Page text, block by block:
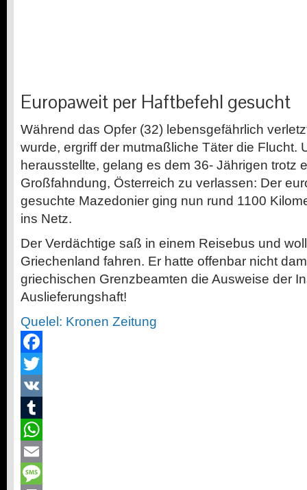
Europaweit per Haftbefehl gesucht
Während das Opfer (32) lebensgefährlich
wurde, ergriff der mutmaßliche Täter die Flucht.
herausstellte, gelang es dem 36- Jährigen trotz
Großfahndung, Österreich zu verlassen: Der
gesuchte Mazedonier ging nun rund 1100
ins Netz.
Der Verdächtige saß in einem Reisebus und
Griechenland fahren. Er hatte offenbar nicht
griechischen Grenzbeamten die Ausweise der
Auslieferungshaft!
Quelel: Kronen Zeitung
Facebook
Twitter
VK
Tumblr
WhatsApp
Email